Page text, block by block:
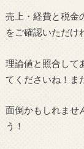
売上・経費と税金
をご確認いただけ
理論値と照合して
てくださいね！ま
面倒かもしれませ
う！